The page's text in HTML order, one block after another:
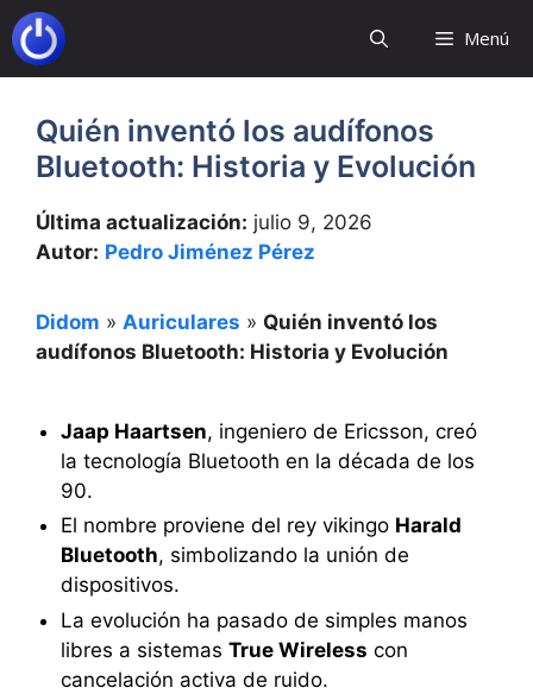
Saltar
al
contenido
Menú
Quién inventó los audífonos
Bluetooth: Historia y Evolución
Última actualización: julio 9, 2026
Autor: Pedro Jiménez Pérez
Didom » Auriculares » Quién inventó los
audífonos Bluetooth: Historia y Evolución
Jaap Haartsen, ingeniero de Ericsson, creó
la tecnología Bluetooth en la década de los
90.
El nombre proviene del rey vikingo Harald
Bluetooth, simbolizando la unión de
dispositivos.
La evolución ha pasado de simples manos
libres a sistemas True Wireless con
cancelación activa de ruido.